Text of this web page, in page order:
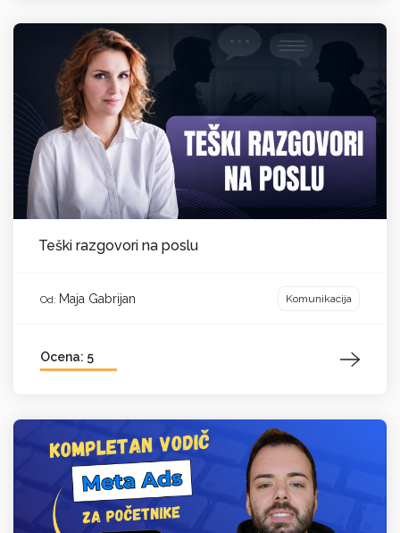
Teški razgovori na poslu
Od: Maja Gabrijan Komunikacija
Ocena: 5